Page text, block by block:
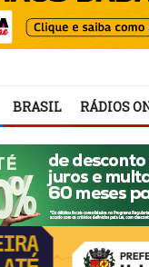
BRASIL RÁDIOS